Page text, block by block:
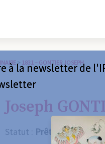
> 1831 – GONTIER JOSEPH
Joseph
Statut : Prêtre
à la newsletter de